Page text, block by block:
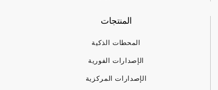
المنتجات
المحطات الذكية
الإصدارات الفورية
الإصدارات المركزية